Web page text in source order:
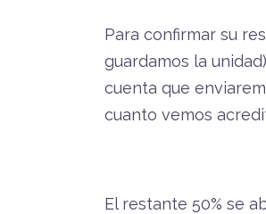
Para confirmar su
guardamos la
cuenta que
cuanto vemos
El restante 50% se